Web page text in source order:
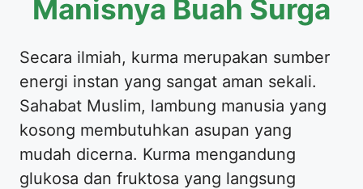
Manisnya Buah Surga
Secara ilmiah, kurma merupakan sumber
energi instan yang sangat aman sekali.
Sahabat Muslim, lambung manusia yang
kosong membutuhkan asupan yang
mudah dicerna. Kurma mengandung
glukosa dan fruktosa yang langsung